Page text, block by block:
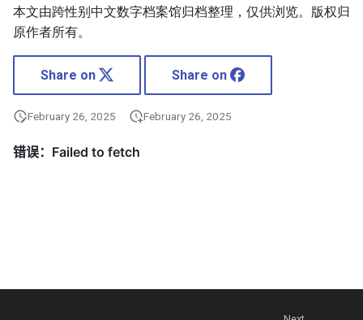
本文由跨性别中文数字档案馆归档整理，仅供浏览。版权归
原作者所有。
Share on Share on
February 26, 2025 February 26, 2025